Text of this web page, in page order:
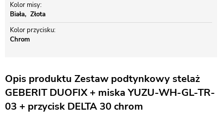
Kolor misy
Biała
Złota
Kolor przycisku
Chrom
Opis produktu Zestaw podtynkowy stelaż
GEBERIT DUOFIX + miska YUZU-WH-GL-TR-
03 + przycisk DELTA 30 chrom